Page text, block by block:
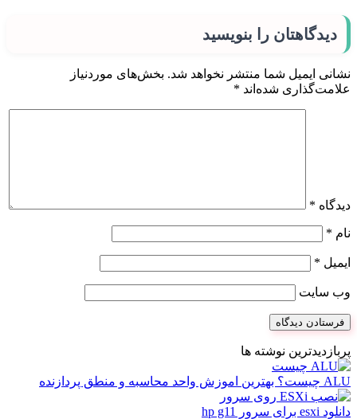
دیدگاهتان را بنویسید
نشانی ایمیل شما منتشر نخواهد شد. بخش‌های موردنیاز
علامت‌گذاری شده‌اند *
دیدگاه *
نام *
ایمیل *
وب‌ سایت
پربازدیدترین نوشته ها
ALU چیست؟ بهترین اموزش واحد محاسبه و منطق پردازنده
دانلود esxi برای سرور hp g11